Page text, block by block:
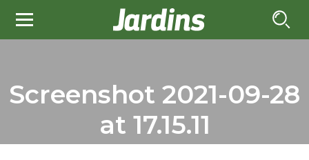
Screenshot 2021-09-28
at 17.15.11